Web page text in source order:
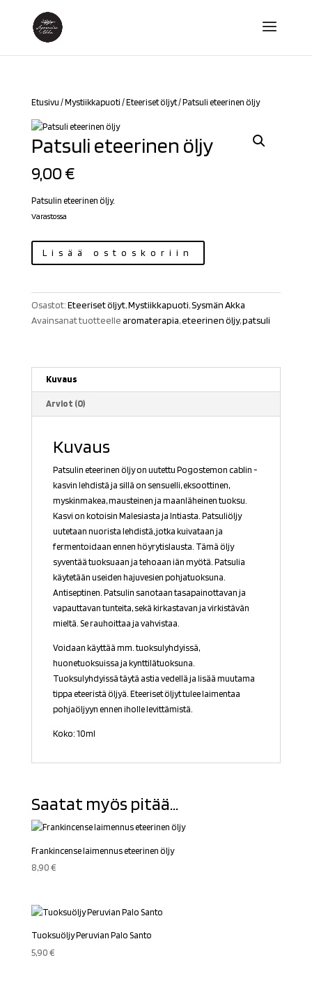
Etusivu /Mystiikkapuoti /Eteeriset öljyt/ Patsuli eteerinen öljy
Patsuli eteerinen öljy
9,00€
Patsulin eteerinen öljy.
Varastossa
Patsuli
eteerinen
määrä
Lisää ostoskoriin
Osastot:Eteeriset öljyt,Mystiikkapuoti,Sysmän Akka
Avainsanat tuotteellearomaterapia,eteerinen öljy,patsuli
Kuvaus
Arviot (0)
Kuvaus
Patsulin eteerinen öljy on uutettu Pogostemon cablin -
kasvin lehdistä ja sillä on sensuelli, eksoottinen,
myskinmakea, mausteinen ja maanläheinen tuoksu.
Kasvi on kotoisin Malesiasta ja Intiasta. Patsuliöljy
uutetaan nuorista lehdistä, jotka kuivataan ja
fermentoidaan ennen höyrytislausta. Tämä öljy
syventää tuoksuaan ja tehoaan iän myötä. Patsulia
käytetään useiden hajuvesien pohjatuoksuna.
Antiseptinen. Patsulin sanotaan tasapainottavan ja
vapauttavan tunteita, sekä kirkastavan ja virkistävän
mieltä. Se rauhoittaa ja vahvistaa.
Voidaan käyttää mm. tuoksulyhdyissä,
huonetuoksuissa ja kynttilätuoksuna.
Tuoksulyhdyissä täytä astia vedellä ja lisää muutama
tippa eteeristä öljyä. Eteeriset öljyt tulee laimentaa
pohjaöljyyn ennen iholle levittämistä.
Koko: 10ml
Saatat myös pitää...
Frankincense laimennus eteerinen öljy
8,90€
Tuoksuöljy Peruvian Palo Santo
5,90€